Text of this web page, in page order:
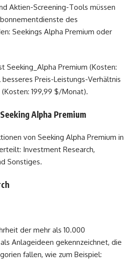
Aktien-Screening-Tools müssen
des
Seekings Alpha Premium oder
Seeking_Alpha Premium (Kosten:
Preis-Leistungs-Verhältnis
199,99 $/Monat).
Alpha Premium
von Seeking Alpha Premium in
Investment Research,
Sonstiges.
der mehr als 10.000
Anlageideen gekennzeichnet, die
fallen, wie zum Beispiel: